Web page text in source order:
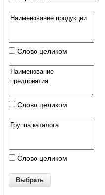
Слово целиком
Слово целиком
Слово целиком